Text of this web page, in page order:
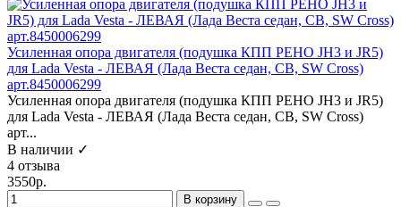
Усиленная опора двигателя (подушка КПП РЕНО JH3 и JR5)
для Lada Vesta - ЛЕВАЯ (Лада Веста седан, СВ, SW Cross)
арт.8450006299
Усиленная опора двигателя (подушка КПП РЕНО JH3 и JR5)
для Lada Vesta - ЛЕВАЯ (Лада Веста седан, СВ, SW Cross)
арт...
В наличии ✓
4 отзыва
3550р.
В корзину